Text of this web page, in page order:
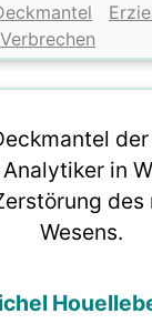
Verbrechen
in
Wesens.